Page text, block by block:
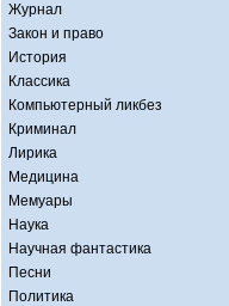
Журнал
Закон и право
История
Классика
Компьютерный ликбез
Криминал
Лирика
Медицина
Мемуары
Наука
Научная фантастика
Песни
Политика